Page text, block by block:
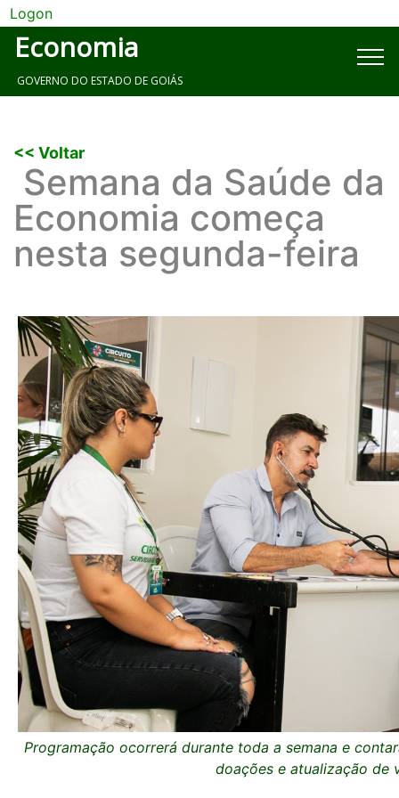
Logon
Economia
GOVERNO DO ESTADO DE GOIÁS
<< Voltar
Semana da Saúde da
Economia começa
nesta segunda-feira
Programação ocorrerá durante toda a semana e
doações e atualização de